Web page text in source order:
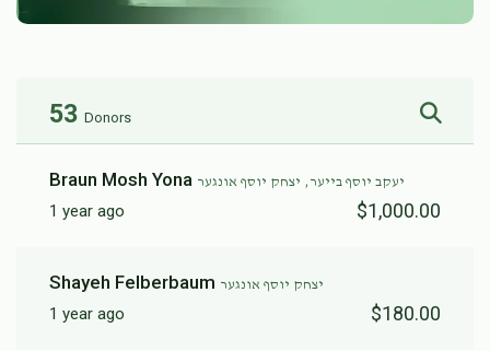
53 Donors
Braun Mosh Yona יעקב יוסף בייער, יצחק יוסף אונגער
1 year ago $1,000.00
Shayeh Felberbaum יצחק יוסף אונגער
1 year ago $180.00